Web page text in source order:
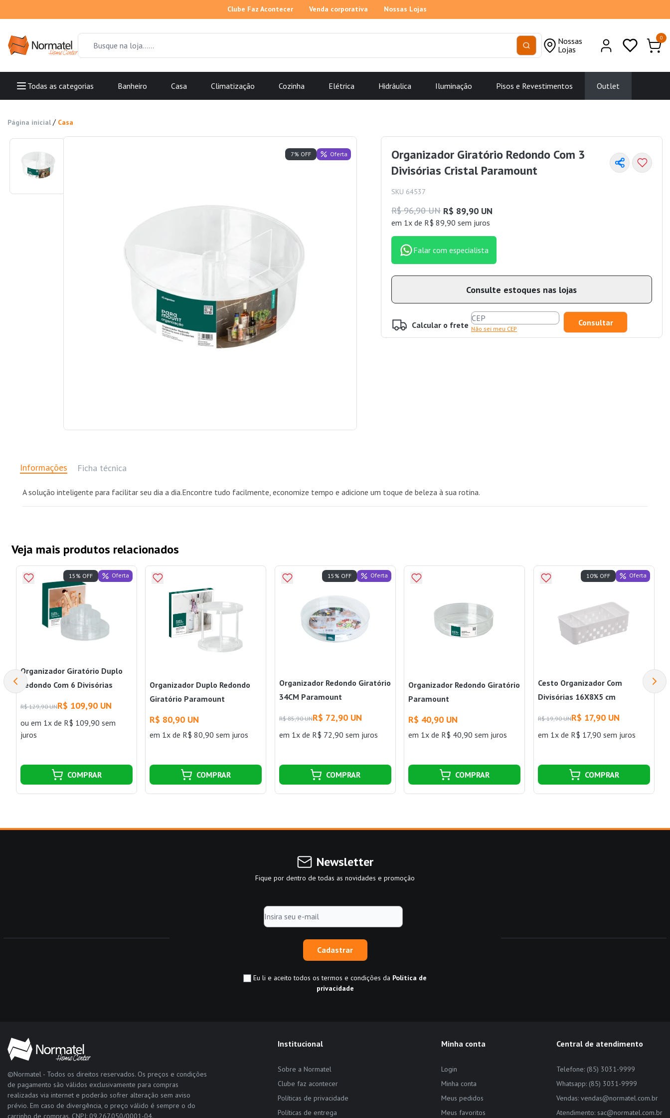
Clube Faz Acontecer Venda corporativa Nossas Lojas
Nossas
Lojas
0
Todas as categorias Banheiro Casa Climatização Cozinha Elétrica Hidráulica Iluminação Pisos e Revestimentos Outlet
Página inicial / Casa
7% OFF Oferta
Organizador Giratório Redondo Com 3
Divisórias Cristal Paramount
SKU 64537
R$ 96,90 UN R$ 89,90 UN
em 1x de R$ 89,90 sem juros
Falar com especialista
Consulte estoques nas lojas
Calcular o frete Não sei meu CEP
Informações Ficha técnica
A solução inteligente para facilitar seu dia a dia.Encontre tudo facilmente, economize tempo e adicione um toque de beleza à sua rotina.
Veja mais produtos relacionados
Organizador Giratório Duplo
Redondo Com 6 Divisórias
R$ 129,90 UNR$ 109,90 UN
ou em 1x de R$ 109,90 sem
juros
15% OFF Oferta
COMPRAR
Organizador Duplo Redondo
Giratório Paramount
R$ 80,90 UN
em 1x de R$ 80,90 sem juros
COMPRAR
Organizador Redondo Giratório
34CM Paramount
R$ 85,90 UNR$ 72,90 UN
em 1x de R$ 72,90 sem juros
15% OFF Oferta
COMPRAR
Organizador Redondo Giratório
Paramount
R$ 40,90 UN
em 1x de R$ 40,90 sem juros
COMPRAR
Cesto Organizador Com
Divisórias 16X8X5 cm
R$ 19,90 UNR$ 17,90 UN
em 1x de R$ 17,90 sem juros
10% OFF Oferta
COMPRAR
Newsletter
Fique por dentro de todas as novidades e promoção
Cadastrar
Eu li e aceito todos os termos e condições da Política de
privacidade
©Normatel - Todos os direitos reservados. Os preços e condições
de pagamento são válidos exclusivamente para compras
realizadas via internet e poderão sofrer alteração sem aviso
prévio. Em caso de divergência, o preço válido é sempre o do
carrinho de compras. CNPJ: 09.267.050/0001-04.
Institucional
Sobre a Normatel
Clube faz acontecer
Políticas de privacidade
Políticas de entrega
Minha conta
Login
Minha conta
Meus pedidos
Meus favoritos
Central de atendimento
Telefone: (85) 3031-9999
Whatsapp: (85) 3031-9999
Vendas: vendas@normatel.com.br
Atendimento: sac@normatel.com.br